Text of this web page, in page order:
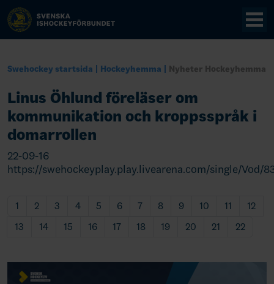
Swehockey startsida Hockeyhemma Nyheter Hockeyhemma
Linus Öhlund föreläser om
kommunikation och kroppsspråk i
domarrollen
22-09-16
https://swehockeyplay.play.livearena.com/single/Vod/
1 2 3 4 5 6 7 8 9 10 11
12
13
14 15 16 17 18 19 20 21 22